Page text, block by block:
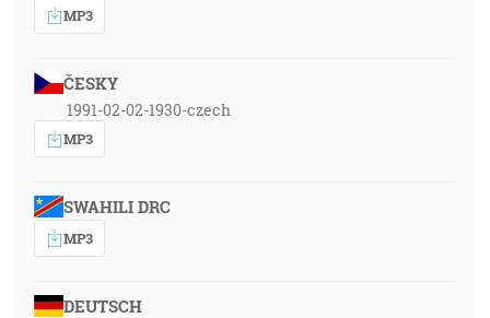
MP3
ČESKY
1991-02-02-1930-czech
MP3
SWAHILI DRC
MP3
DEUTSCH